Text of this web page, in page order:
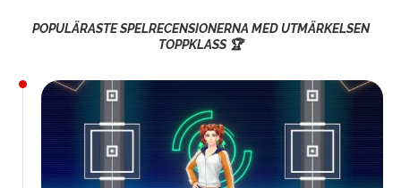
POPULÄRASTE SPELRECENSIONERNA MED UTMÄRKELSEN
TOPPKLASS 🏆